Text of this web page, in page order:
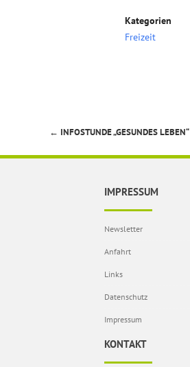
Kategorien
Freizeit
Beitragsnavigation
← INFOSTUNDE „GESUNDES LEBEN“
IMPRESSUM
Newsletter
Anfahrt
Links
Datenschutz
Impressum
KONTAKT